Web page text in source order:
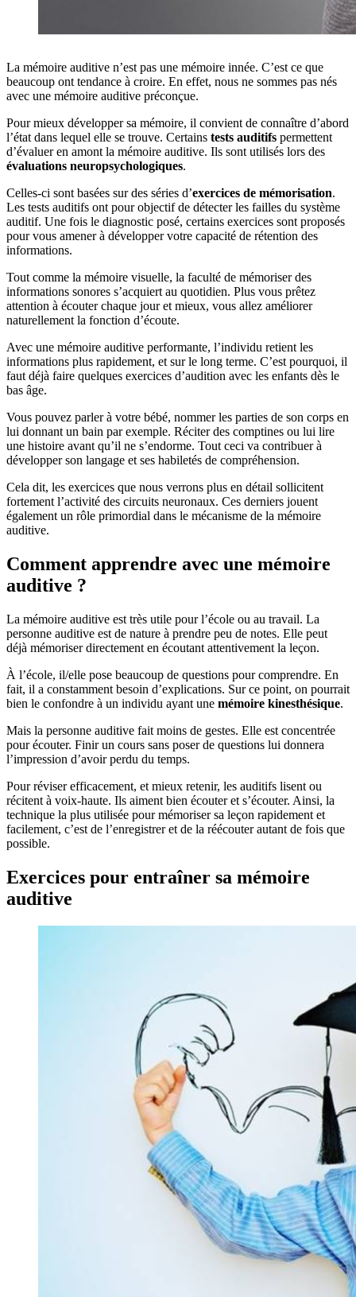
La mémoire auditive n’est pas une mémoire innée. C’est ce que
beaucoup ont tendance à croire. En effet, nous ne sommes pas nés
avec une mémoire auditive préconçue.
Pour mieux développer sa mémoire, il convient de connaître d’abord
l’état dans lequel elle se trouve. Certains tests auditifs permettent
d’évaluer en amont la mémoire auditive. Ils sont utilisés lors des
évaluations neuropsychologiques.
Celles-ci sont basées sur des séries d’exercices de mémorisation.
Les tests auditifs ont pour objectif de détecter les failles du système
auditif. Une fois le diagnostic posé, certains exercices sont proposés
pour vous amener à développer votre capacité de rétention des
informations.
Tout comme la mémoire visuelle, la faculté de mémoriser des
informations sonores s’acquiert au quotidien. Plus vous prêtez
attention à écouter chaque jour et mieux, vous allez améliorer
naturellement la fonction d’écoute.
Avec une mémoire auditive performante, l’individu retient les
informations plus rapidement, et sur le long terme. C’est pourquoi, il
faut déjà faire quelques exercices d’audition avec les enfants dès le
bas âge.
Vous pouvez parler à votre bébé, nommer les parties de son corps en
lui donnant un bain par exemple. Réciter des comptines ou lui lire
une histoire avant qu’il ne s’endorme. Tout ceci va contribuer à
développer son langage et ses habiletés de compréhension.
Cela dit, les exercices que nous verrons plus en détail sollicitent
fortement l’activité des circuits neuronaux. Ces derniers jouent
également un rôle primordial dans le mécanisme de la mémoire
auditive.
Comment apprendre avec une mémoire
auditive ?
La mémoire auditive est très utile pour l’école ou au travail. La
personne auditive est de nature à prendre peu de notes. Elle peut
déjà mémoriser directement en écoutant attentivement la leçon.
À l’école, il/elle pose beaucoup de questions pour comprendre. En
fait, il a constamment besoin d’explications. Sur ce point, on pourrait
bien le confondre à un individu ayant une mémoire kinesthésique.
Mais la personne auditive fait moins de gestes. Elle est concentrée
pour écouter. Finir un cours sans poser de questions lui donnera
l’impression d’avoir perdu du temps.
Pour réviser efficacement, et mieux retenir, les auditifs lisent ou
récitent à voix-haute. Ils aiment bien écouter et s’écouter. Ainsi, la
technique la plus utilisée pour mémoriser sa leçon rapidement et
facilement, c’est de l’enregistrer et de la réécouter autant de fois que
possible.
Exercices pour entraîner sa mémoire
auditive